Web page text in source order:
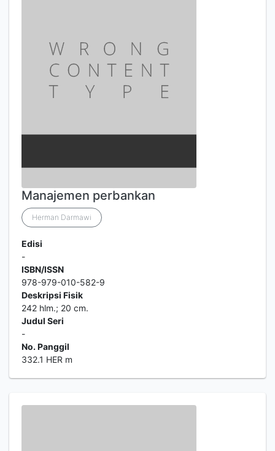
Manajemen perbankan
Herman Darmawi
Edisi
-
ISBN/ISSN
978-979-010-582-9
Deskripsi Fisik
242 hlm.; 20 cm.
Judul Seri
-
No. Panggil
332.1 HER m